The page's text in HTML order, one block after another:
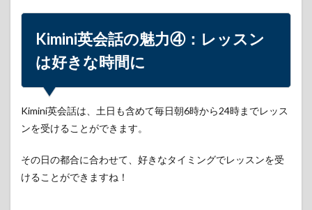
の法
Kimini
話を
Kimini
英会
ミや
評判
Kimini英会話の魅力④： レッスン
は好きな時間に
Kimini英会話は、土日も含めて毎日朝6時から24時までレッス
ンを受けることができます。
その日の都合に合わせて、好きなタイミングでレッスンを受
けることができますね！